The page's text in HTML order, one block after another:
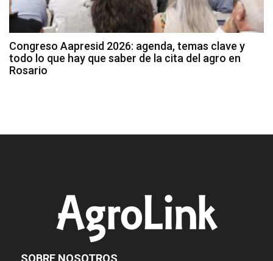
Congreso Aapresid 2026: agenda, temas clave y
todo lo que hay que saber de la cita del agro en
Rosario
SOBRE NOSOTROS